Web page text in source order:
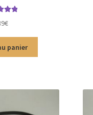
€
panier